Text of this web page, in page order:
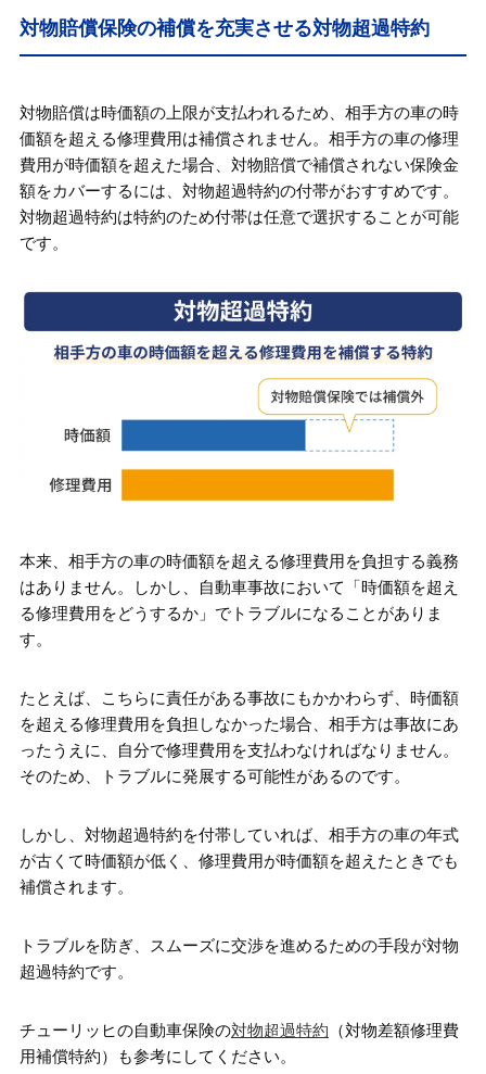
対物賠償保険の補償を充実させる対物超過特約
対物賠償は時価額の上限が支払われるため、相手方の車の時
価額を超える修理費用は補償されません。相手方の車の修理
費用が時価額を超えた場合、対物賠償で補償されない保険金
額をカバーするには、対物超過特約の付帯がおすすめです。
対物超過特約は特約のため付帯は任意で選択することが可能
です。
本来、相手方の車の時価額を超える修理費用を負担する義務
はありません。しかし、自動車事故において「時価額を超え
る修理費用をどうするか」でトラブルになることがありま
す。
たとえば、こちらに責任がある事故にもかかわらず、時価額
を超える修理費用を負担しなかった場合、相手方は事故にあ
ったうえに、自分で修理費用を支払わなければなりません。
そのため、トラブルに発展する可能性があるのです。
しかし、対物超過特約を付帯していれば、相手方の車の年式
が古くて時価額が低く、修理費用が時価額を超えたときでも
補償されます。
トラブルを防ぎ、スムーズに交渉を進めるための手段が対物
超過特約です。
チューリッヒの自動車保険の対物超過特約 （対物差額修理費
用補償特約）も参考にしてください。